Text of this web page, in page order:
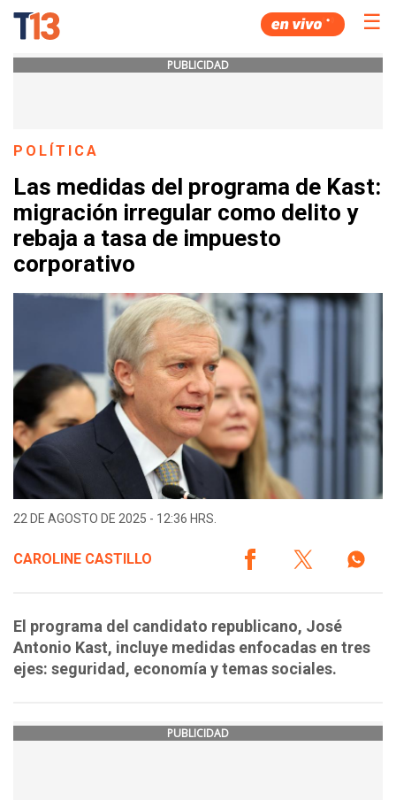
☰
PUBLICIDAD
POLÍTICA
Las medidas del programa de Kast:
migración irregular como delito y
rebaja a tasa de impuesto
corporativo
22 DE AGOSTO DE 2025 - 12:36 HRS.
CAROLINE CASTILLO
El programa del candidato republicano, José
Antonio Kast, incluye medidas enfocadas en tres
ejes: seguridad, economía y temas sociales.
PUBLICIDAD